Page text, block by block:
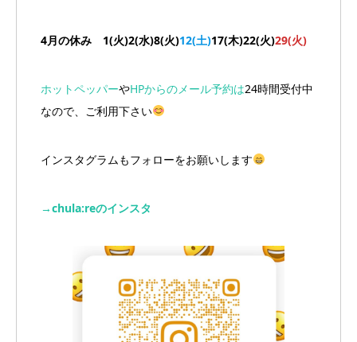
4月の休み 1(火)2(水)8(火)12(土)17(木)22(火)29(火)
ホットペッパーやHPからのメール予約は24時間受付中
なので、ご利用下さい
インスタグラムもフォローをお願いします
→chula:reのインスタ